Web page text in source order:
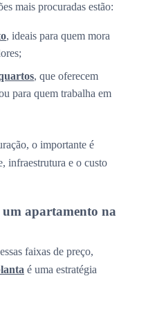
mais procuradas estão:
, ideais para quem mora
, que oferecem
para quem trabalha em
o importante é
infraestrutura e o custo
um apartamento na
faixas de preço,
é uma estratégia